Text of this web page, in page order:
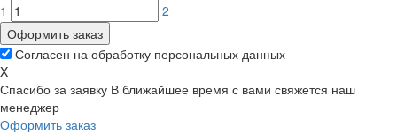
1
2
Оформить заказ
Согласен на обработку персональных данных
X
Спасибо за заявку В ближайшее время с вами свяжется наш
менеджер
Оформить заказ